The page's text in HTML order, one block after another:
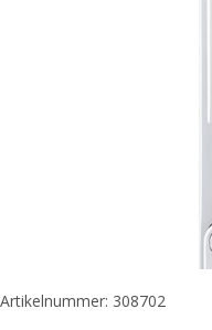
Artikelnummer: 308702